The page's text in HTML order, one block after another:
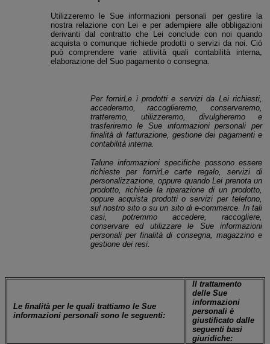
Utilizzeremo le Sue informazioni personali per gestire la
nostra relazione con Lei e per adempiere alle obbligazioni
derivanti dal contratto che Lei conclude con noi quando
acquista o comunque richiede prodotti o servizi da noi. Ciò
può comprendere varie attività quali contabilità interna,
elaborazione del Suo pagamento o consegna.
Per fornirLe i prodotti e servizi da Lei richiesti,
accederemo, raccoglieremo, conserveremo,
tratteremo, utilizzeremo, divulgheremo e
trasferiremo le Sue informazioni personali per
finalità di fatturazione, gestione dei pagamenti e
contabilità interna.
Talune informazioni specifiche possono essere
richieste per fornirLe carte regalo, servizi di
personalizzazione, oppure quando Lei prenota un
prodotto, richiede la riparazione di un prodotto,
oppure acquista prodotti o servizi per telefono,
sul nostro sito o su un sito di e-commerce. In tali
casi, potremmo accedere, raccogliere,
conservare ed utilizzare le Sue informazioni
personali per finalità di consegna, magazzino e
gestione dei resi.
Le finalità per le quali trattiamo le Sue
informazioni personali sono le seguenti:
Il trattamento
delle Sue
informazioni
personali è
giustificato dalle
seguenti basi
giuridiche: